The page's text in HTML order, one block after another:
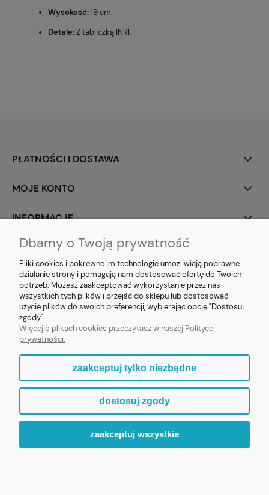
Wysokość:19 cm.
Detale:Z tabliczką INRI.
PŁATNOŚCI I DOSTAWA
MOJE KONTO
INFORMACJE
SOCIAL MEDIA
E-prezent.org|sprzedaz@e-prezent.org.pl| Tel.:511546060| NIP:
1133029322 | REGON: 388212193 | Skaryszewska 12, 03-802 Warszawa
© 2021 Księgarnia PREZENT
pokaż pełną wersję strony
Sklep internetowy Shoper.pl
Dbamy o Twoją prywatność
Pliki cookies i pokrewne im technologie umożliwiają poprawne
działanie strony i pomagają nam dostosować ofertę do Twoich
potrzeb. Możesz zaakceptować wykorzystanie przez nas
wszystkich tych plików i przejść do sklepu lub dostosować
użycie plików do swoich preferencji, wybierając opcję "Dostosuj
zgody".
Więcej o plikach cookies przeczytasz w naszej Polityce
prywatności.
zaakceptuj tylko niezbędne
dostosuj zgody
zaakceptuj wszystkie